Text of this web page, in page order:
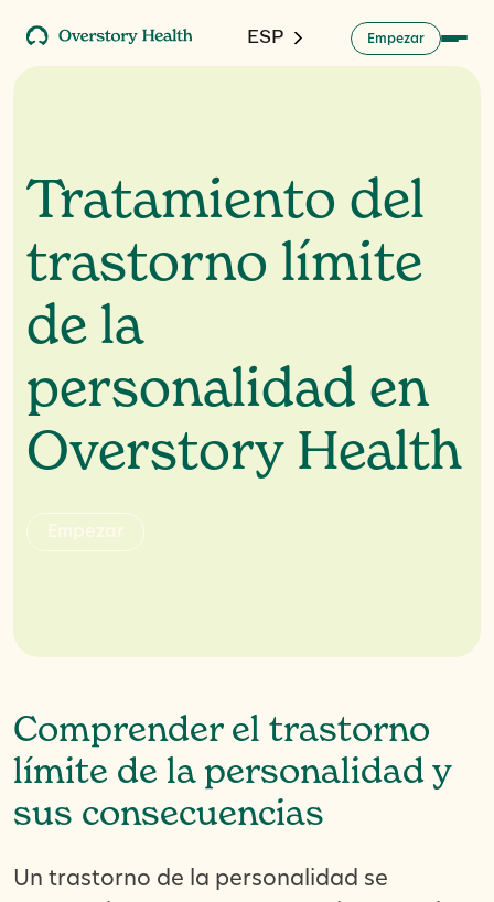
ESP Empezar
Tratamiento del
trastorno límite
de la
personalidad en
Overstory Health
Empeza r
Comprender el trastorno
límite de la personalidad y
sus consecuencias
Un trastorno de la personalidad se